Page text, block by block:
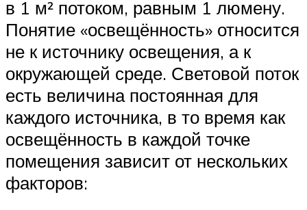
в 1 м² потоком, равным 1 люмену.
Понятие «освещённость» относится
не к источнику освещения, а к
окружающей среде. Световой поток
есть величина постоянная для
каждого источника, в то время как
освещённость в каждой точке
помещения зависит от нескольких
факторов: